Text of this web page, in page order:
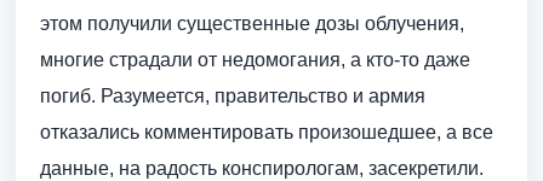
этом получили существенные дозы облучения,
многие страдали от недомогания, а кто-то даже
погиб. Разумеется, правительство и армия
отказались комментировать произошедшее, а все
данные, на радость конспирологам, засекретили.